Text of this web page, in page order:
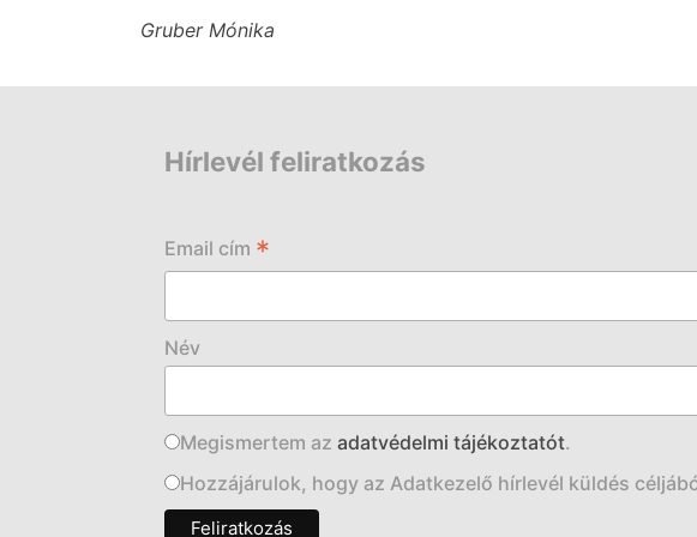
Gruber Mónika
Hírlevél feliratkozás
Email cím *
Név
Megismertem az adatvédelmi tájékoztatót.
Hozzájárulok, hogy az Adatkezelő hírlevél küldés